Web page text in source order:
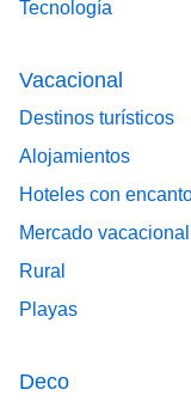
Tecnología
Vacacional
Destinos turísticos
Alojamientos
Hoteles con
Mercado vacacional
Rural
Playas
Deco